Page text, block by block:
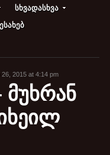
სხვადასხვა
2015 at 4:14 pm